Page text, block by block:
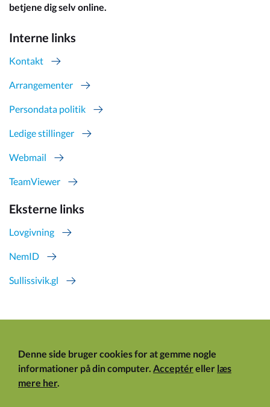
betjene dig selv online.
Interne links
Kontakt
Arrangementer
Persondata politik
Ledige stillinger
Webmail
TeamViewer
Eksterne links
Lovgivning
NemID
Sullissivik.gl
Denne side bruger cookies for at gemme nogle
informationer på din computer. Acceptéreller læs
mere her.